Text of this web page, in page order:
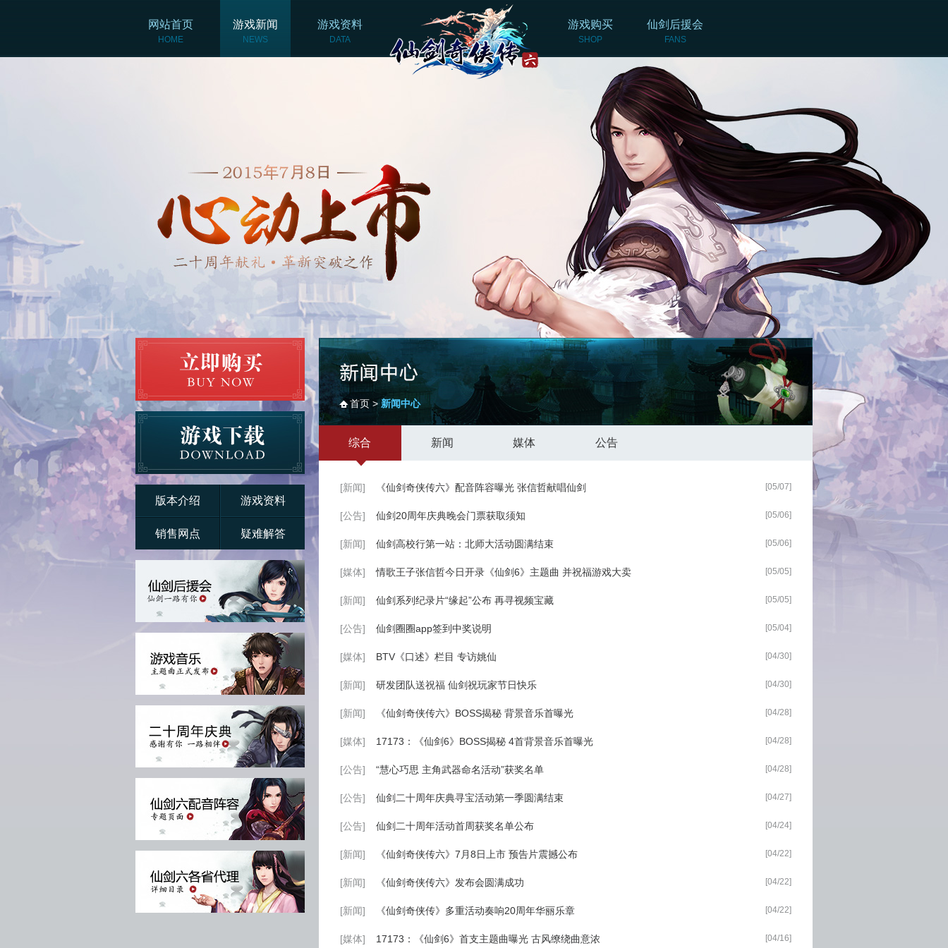
网站首页
HOME
游戏新闻
NEWS
游戏资料
DATA
游戏购买
SHOP
仙剑后援会
FANS
版本介绍 游戏资料
销售网点 疑难解答
首页 >新闻中心
综合 新闻 媒体 公告
[05/07]
[新闻] 《仙剑奇侠传六》配音阵容曝光 张信哲献唱仙剑
[05/06]
[公告] 仙剑20周年庆典晚会门票获取须知
[05/06]
[新闻] 仙剑高校行第一站：北师大活动圆满结束
[05/05]
[媒体] 情歌王子张信哲今日开录《仙剑6》主题曲 并祝福游戏大卖
[05/05]
[新闻] 仙剑系列纪录片“缘起”公布 再寻视频宝藏
[05/04]
[公告] 仙剑圈圈app签到中奖说明
[04/30]
[媒体] BTV《口述》栏目 专访姚仙
[04/30]
[新闻] 研发团队送祝福 仙剑祝玩家节日快乐
[04/28]
[新闻] 《仙剑奇侠传六》BOSS揭秘 背景音乐首曝光
[04/28]
[媒体] 17173：《仙剑6》BOSS揭秘 4首背景音乐首曝光
[04/28]
[公告] “慧心巧思 主角武器命名活动”获奖名单
[04/27]
[公告] 仙剑二十周年庆典寻宝活动第一季圆满结束
[04/24]
[公告] 仙剑二十周年活动首周获奖名单公布
[04/22]
[新闻] 《仙剑奇侠传六》7月8日上市 预告片震撼公布
[04/22]
[新闻] 《仙剑奇侠传六》发布会圆满成功
[04/22]
[新闻] 《仙剑奇侠传》多重活动奏响20周年华丽乐章
[04/16]
[媒体] 17173：《仙剑6》首支主题曲曝光 古风缭绕曲意浓